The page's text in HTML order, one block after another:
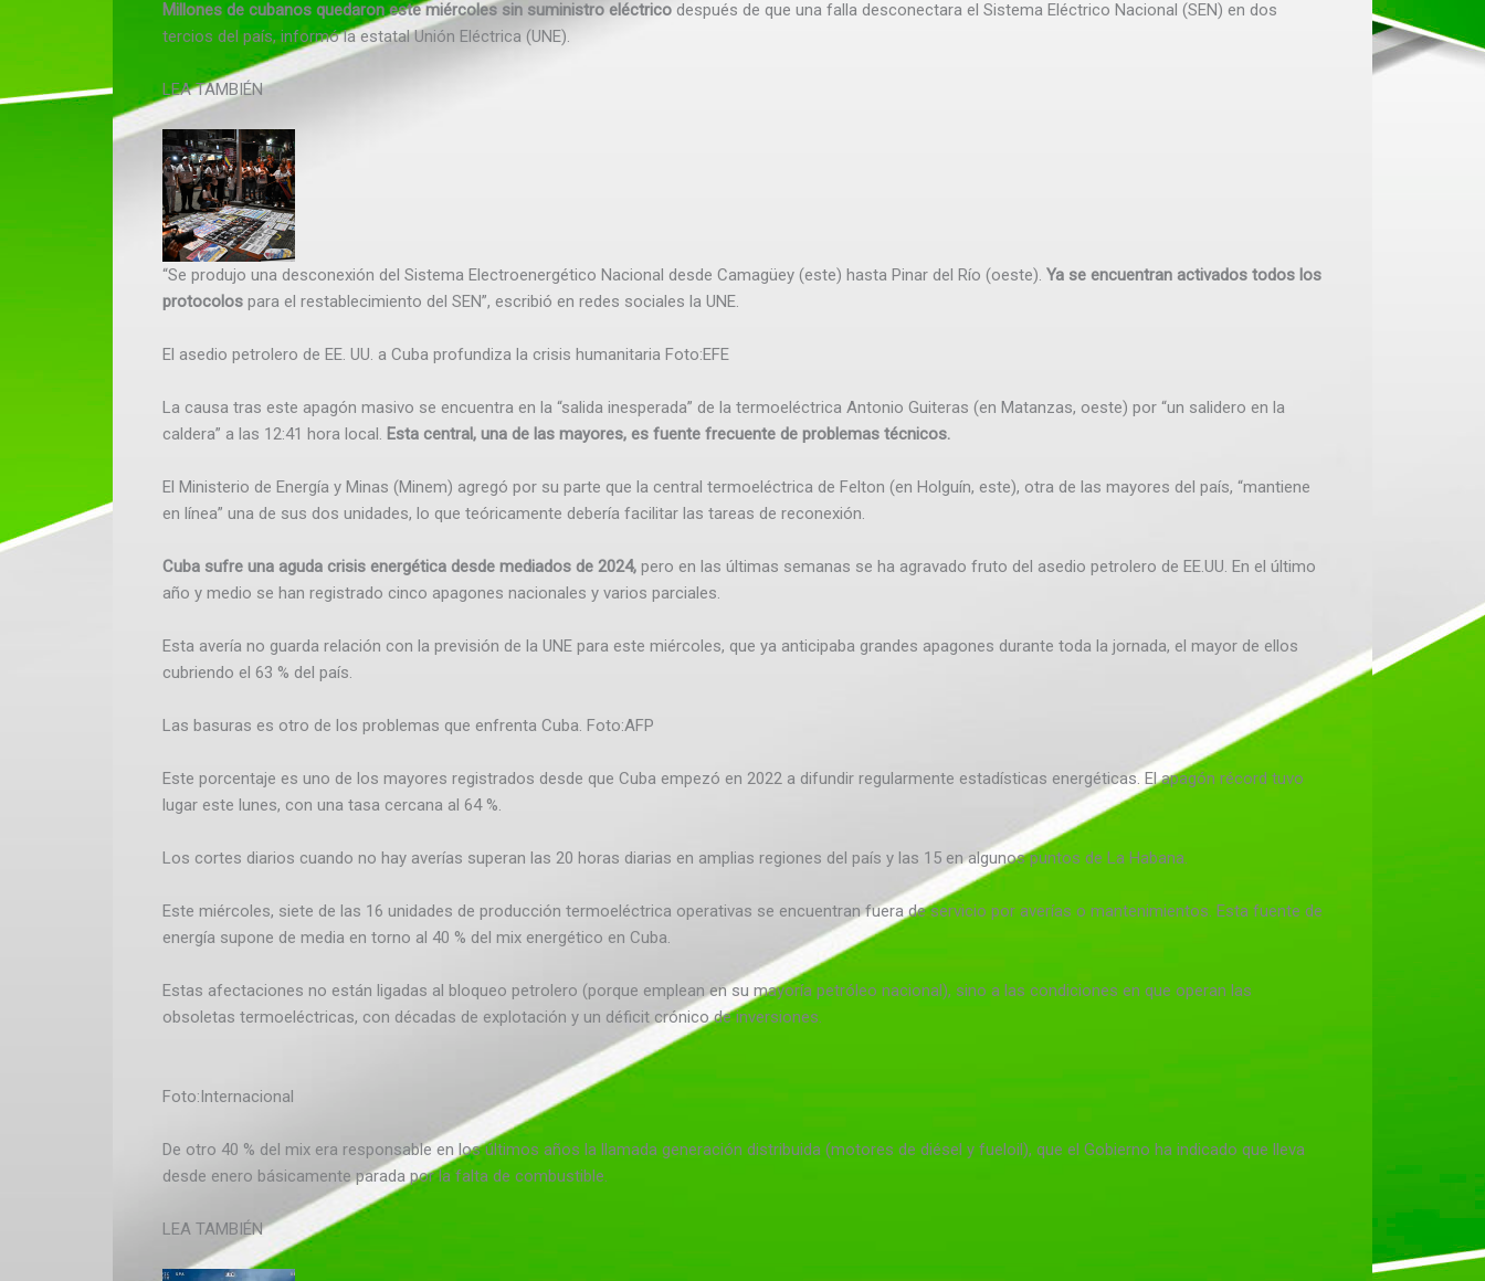
Millones de cubanos quedaron este miércoles sin suministro eléctrico después de que una falla desconectara el Sistema Eléctrico Nacional (SEN) en dos
tercios del país, informó la estatal Unión Eléctrica (UNE).
LEA TAMBIÉN
“Se produjo una desconexión del Sistema Electroenergético Nacional desde Camagüey (este) hasta Pinar del Río (oeste). Ya se encuentran activados todos los
protocolos para el restablecimiento del SEN”, escribió en redes sociales la UNE.
El asedio petrolero de EE. UU. a Cuba profundiza la crisis humanitaria Foto:EFE
La causa tras este apagón masivo se encuentra en la “salida inesperada” de la termoeléctrica Antonio Guiteras (en Matanzas, oeste) por “un salidero en la
caldera” a las 12:41 hora local. Esta central, una de las mayores, es fuente frecuente de problemas técnicos.
El Ministerio de Energía y Minas (Minem) agregó por su parte que la central termoeléctrica de Felton (en Holguín, este), otra de las mayores del país, “mantiene
en línea” una de sus dos unidades, lo que teóricamente debería facilitar las tareas de reconexión.
Cuba sufre una aguda crisis energética desde mediados de 2024, pero en las últimas semanas se ha agravado fruto del asedio petrolero de EE.UU. En el último
año y medio se han registrado cinco apagones nacionales y varios parciales.
Esta avería no guarda relación con la previsión de la UNE para este miércoles, que ya anticipaba grandes apagones durante toda la jornada, el mayor de ellos
cubriendo el 63 % del país.
Las basuras es otro de los problemas que enfrenta Cuba. Foto:AFP
Este porcentaje es uno de los mayores registrados desde que Cuba empezó en 2022 a difundir regularmente estadísticas energéticas. El apagón récord tuvo
lugar este lunes, con una tasa cercana al 64 %.
Los cortes diarios cuando no hay averías superan las 20 horas diarias en amplias regiones del país y las 15 en algunos puntos de La Habana.
Este miércoles, siete de las 16 unidades de producción termoeléctrica operativas se encuentran fuera de servicio por averías o mantenimientos. Esta fuente de
energía supone de media en torno al 40 % del mix energético en Cuba.
Estas afectaciones no están ligadas al bloqueo petrolero (porque emplean en su mayoría petróleo nacional), sino a las condiciones en que operan las
obsoletas termoeléctricas, con décadas de explotación y un déficit crónico de inversiones.
Foto:Internacional
De otro 40 % del mix era responsable en los últimos años la llamada generación distribuida (motores de diésel y fueloil), que el Gobierno ha indicado que lleva
desde enero básicamente parada por la falta de combustible.
LEA TAMBIÉN